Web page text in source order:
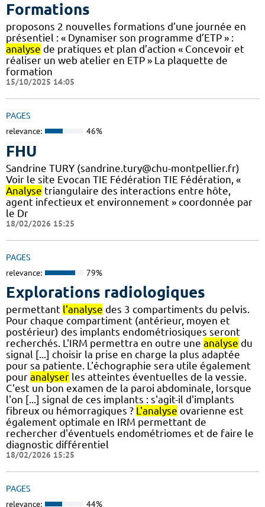
Formations
proposons 2 nouvelles formations d’une journée en
présentiel : « Dynamiser son programme d’ETP » :
analyse de pratiques et plan d’action « Concevoir et
réaliser un web atelier en ETP » La plaquette de
formation
15/10/2025 14:05
PAGES
relevance: 46%
FHU
Sandrine TURY (sandrine.tury@chu-montpellier.fr)
Voir le site Evocan TIE Fédération TIE Fédération, «
Analyse triangulaire des interactions entre hôte,
agent infectieux et environnement » coordonnée par
le Dr
18/02/2026 15:25
PAGES
relevance: 79%
Explorations radiologiques
permettant l'analyse des 3 compartiments du pelvis.
Pour chaque compartiment (antérieur, moyen et
postérieur) des implants endométriosiques seront
recherchés. L'IRM permettra en outre une analyse du
signal [...] choisir la prise en charge la plus adaptée
pour sa patiente. L'échographie sera utile également
pour analyser les atteintes éventuelles de la vessie.
C'est un bon examen de la paroi abdominale, lorsque
l'on [...] signal de ces implants : s'agit-il d'implants
fibreux ou hémorragiques ? L'analyse ovarienne est
également optimale en IRM permettant de
rechercher d'éventuels endométriomes et de faire le
diagnostic différentiel
18/02/2026 15:25
PAGES
relevance: 44%